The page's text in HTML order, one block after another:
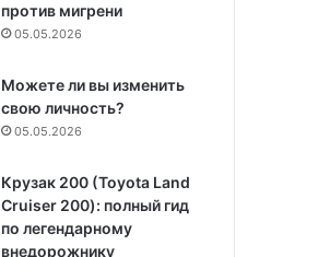
против мигрени
05.05.2026
Можете ли вы изменить
свою личность?
05.05.2026
Крузак 200 (Toyota Land
Cruiser 200): полный гид
по легендарному
внедорожнику